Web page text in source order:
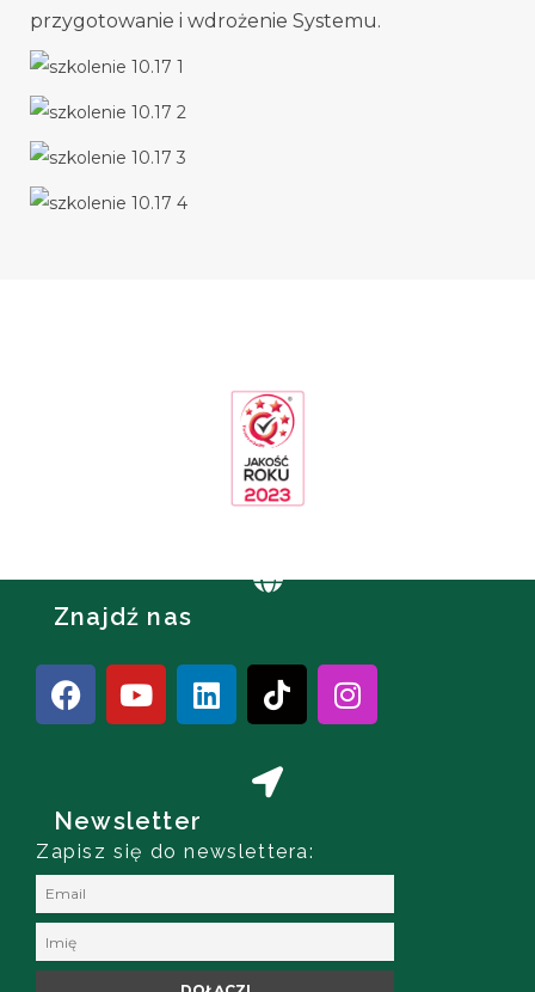
przygotowanie i wdrożenie Systemu.
Znajdź nas
Newsletter
Zapisz się do newslettera: